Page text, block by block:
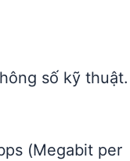
số kỹ thuật.
(Megabit per